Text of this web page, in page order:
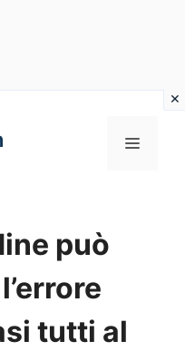
MENU
può
tutti al